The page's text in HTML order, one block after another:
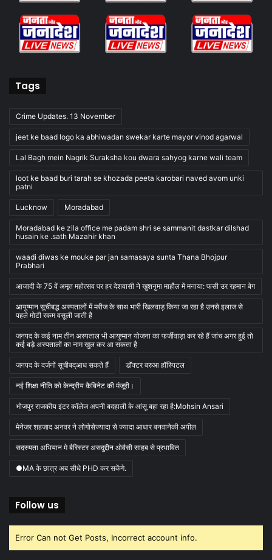
Tags
Crime Updates. 13 November
jeet ke baad logo ka abhiwadan swekar karte mayor vinod agarwal
Lal Bagh mein Nagrik Suraksha kou dwara sahyog karne wali team
loot ke baad buri tarah se khozada peeta karobari naved avom unki
patni
Lucknow Moradabad
Moradabad ke zila office me padam shri se sammanit dastkar dilshad
husain ke .sath Mazahir khan
waadi diwas ke mouke par jan samasaya sunta Thana Bhojpur
Prabhari
आजादी के 75 वें अमृत महोत्सव पर हर देशवासी ने खुशनुमा माहौल में मनाया: फसी उर रहमान बेग
आयुष्मान सूचीबद्ध अस्पतालों में मरीज के साथ भारी खिलवाड़ किया जा रहा है उनसे इलाज से
पहले मोटी रकम वसूली जाती है
जनपद के कई नाम तीन अस्पताल भी आयुष्मान योजना का फर्जीवाड़ा कर रहे हैं जांच अगर हुई तो
कई बड़े अस्पतालों का नाम खुल कर आ सकता है
जनपद के दर्जनों सूचीबद्आध सकते हैं डॉक्टर बरुआ हॉस्पिटल
नई शिक्षा नीति को केन्द्रीय कैबिनेट की मंजूरी।
भोजपुर राजकीय इंटर कॉलेज अपनी बदहाली के आंसू बहा रहा है:Mohsin Ansari
मेनेजर शहजाद अनवर ने लोगोसेज्यादा से ज्यादा आधार बनवानेकी अपील
सदस्यता अभियान मे बैरिस्टर असदुद्दीन ओवैसी साहब से प्रभावित
●MA के छात्र अब सीधे PHD कर सकेंगे.
Follow us
Error Can not Get Posts, Incorrect account info.